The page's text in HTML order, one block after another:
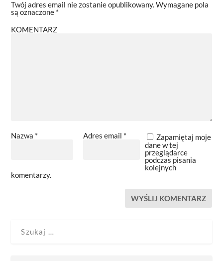
Twój adres email nie zostanie opublikowany.Wymagane pola
są oznaczone *
KOMENTARZ
Nazwa * Adres email *
Zapamiętaj moje
dane w tej
przeglądarce
podczas pisania
kolejnych
komentarzy.